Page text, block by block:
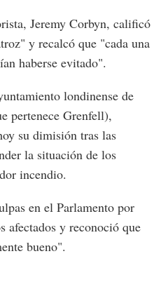
Jeremy Corbyn, calificó
y recalcó que "cada una
haberse evitado".
londinense de
pertenece Grenfell),
su dimisión tras las
la situación de los
incendio.
en el Parlamento por
afectados y reconoció que
bueno".